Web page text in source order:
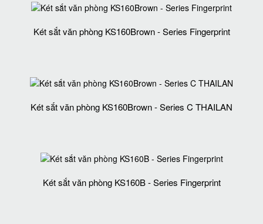
Két sắt văn phòng KS160Brown - Series Fingerprint
Két sắt văn phòng KS160Brown - Series C THAILAN
Két sắt văn phòng KS160B - Series Fingerprint